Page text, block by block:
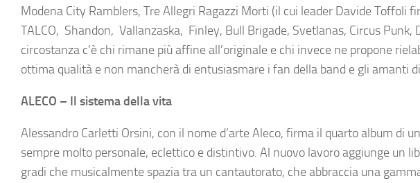
Modena City Ramblers, Tre Allegri Ragazzi Morti (il cui leader Davide Toffoli
TALCO, Shandon, Vallanzaska, Finley, Bull Brigade, Svetlanas, Circus
circostanza c’è chi rimane più affine all’originale e chi invece ne propone
ottima qualità e non mancherà di entusiasmare i fan della band e gli amanti
ALECO – Il sistema della vita
Alessandro Carletti Orsini, con il nome d’arte Aleco, firma il quarto album di
sempre molto personale, eclettico e distintivo. Al nuovo lavoro aggiunge un
gradi che musicalmente spazia tra un cantautorato, che abbraccia una